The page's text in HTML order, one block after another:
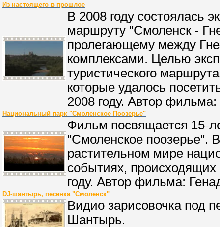
Из настоящего в прошлое
В 2008 году состоялась
маршруту "Смоленск -
пролегающему между
комплексами. Целью
туристического
которые удалось
2008 году. Автор
Национальный парк "Смоленское Поозерье"
Фильм посвящается 15-
"Смоленское поозерье".
растительном мире
событиях,
году. Автор фильма:
DJ-шантырь, песенка "Смоленск"
Видио зарисовочка под
Шантырь.